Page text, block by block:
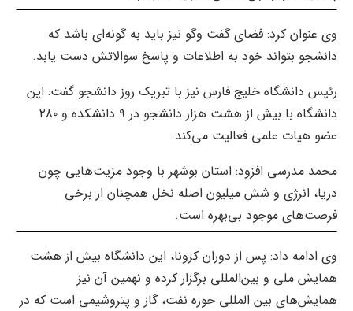
وی عنوان کرد: فضای گفت‌ وگو نیز باید به گونه‌ای باشد که
دانشجو بتواند خود به اطلاعات و پاسخ سوالاتش دست یابد.
رئیس دانشگاه خلیج فارس نیز با تبریک روز دانشجو گفت: این
دانشگاه با بیش از هشت هزار دانشجو در ۹ دانشکده و ۲۸۰
عضو هیات علمی فعالیت می‌کند.
محمد مدرسی افزود: استان بوشهر با وجود مزیت‌هایی چون
دریا، انرژی و شش میلیون اصله نخل همچنان از برخی
فرصت‌های موجود بی‌بهره است.
وی ادامه داد: پس از دوران کرونا، این دانشگاه بیش از هشت
همایش ملی و بین‌المللی برگزار کرده و نهمین آن نیز
همایش‌های بین المللی حوزه نفت، گاز و پتروشیمی است که در